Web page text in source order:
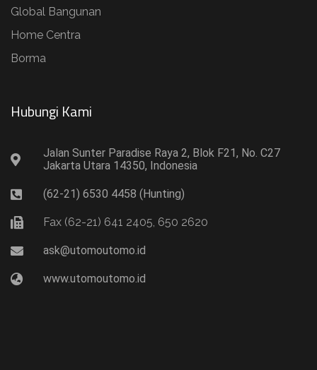
Global Bangunan
Home Centra
Borma
Hubungi Kami​
Jalan Sunter Paradise Raya 2, Blok F21, No. C27
Jakarta Utara 14350, Indonesia
(62-21) 6530 4458 (Hunting)
Fax (62-21) 641 2405, 650 2620
ask@utomoutomo.id
www.utomoutomo.id